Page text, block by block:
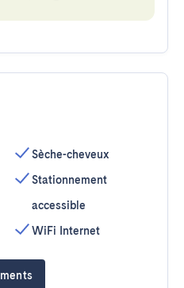
Sèche-cheveux
Stationnement
accessible
WiFi Internet